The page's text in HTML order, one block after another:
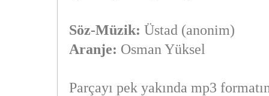
Söz-Müzik: Üstad (anonim)
Aranje: Osman Yüksel
Parçayı pek yakında mp3